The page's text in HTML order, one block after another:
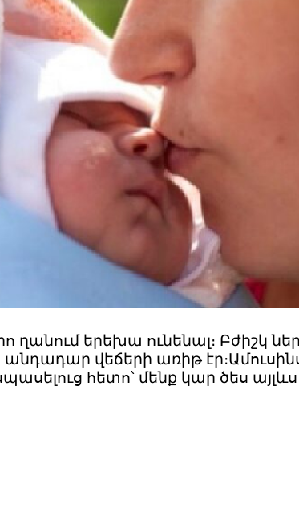
ղանում երեխա ունենալ։ Բժիշկ
անդադար վեճերի առիթ
հետո՝ մենք կար ծես